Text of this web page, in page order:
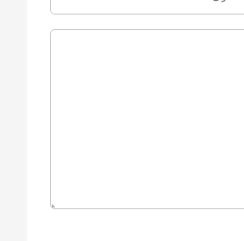
پوست حساس نوزاد